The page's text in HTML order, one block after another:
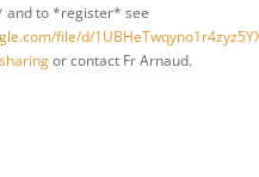
and to *register* see
file/d/
or contact Fr Arnaud.